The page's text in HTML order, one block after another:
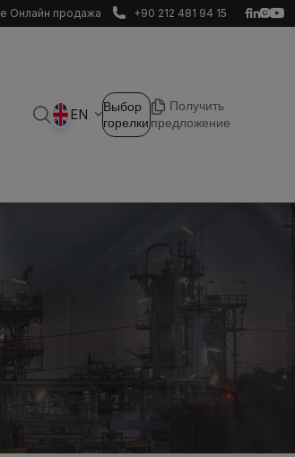
Онлайн продажа +90 212 481 94 15
EN
Выбор
горелки
Получить
предложение